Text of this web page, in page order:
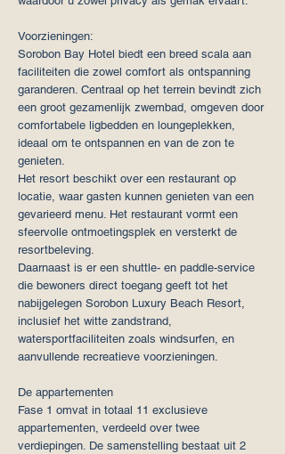
Voorzieningen:
Sorobon Bay Hotel biedt een breed scala aan
faciliteiten die zowel comfort als ontspanning
garanderen. Centraal op het terrein bevindt zich
een groot gezamenlijk zwembad, omgeven door
comfortabele ligbedden en loungeplekken,
ideaal om te ontspannen en van de zon te
genieten.
Het resort beschikt over een restaurant op
locatie, waar gasten kunnen genieten van een
gevarieerd menu. Het restaurant vormt een
sfeervolle ontmoetingsplek en versterkt de
resortbeleving.
Daarnaast is er een shuttle- en paddle-service
die bewoners direct toegang geeft tot het
nabijgelegen Sorobon Luxury Beach Resort,
inclusief het witte zandstrand,
watersportfaciliteiten zoals windsurfen, en
aanvullende recreatieve voorzieningen.
De appartementen
Fase 1 omvat in totaal 11 exclusieve
appartementen, verdeeld over twee
verdiepingen. De samenstelling bestaat uit 2